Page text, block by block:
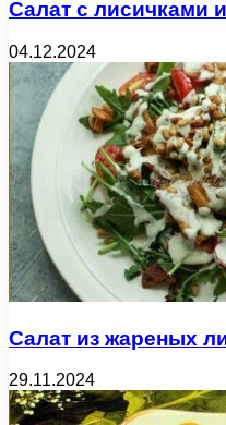
Салат с лисичками
04.12.2024
Салат из жареных
29.11.2024